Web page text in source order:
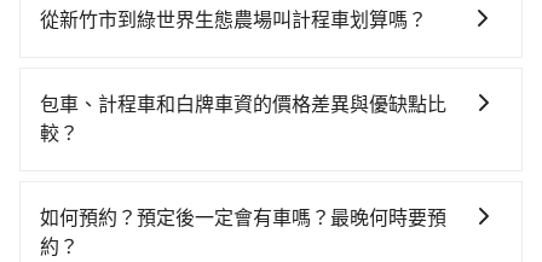
對的時間彈性，最重要的是你當天就要來回，那在新竹
公里再額外加收$3.2，從新竹市（東區）到綠世界生態
農場的花費預估為$650~1,100（金額差異來自於平假
外的汽車保險與可能的罰單都需自付。再者，和運的
iRent只提供最基本的車型，如Toyota Yaris、Prius C、
從新竹市到綠世界生態農場叫計程車划算嗎？
灣大車隊、Uber、Line Taxi、Yoxi等，如果在路邊攔不
到車，也可考慮打電話至附近的計程車隊，如東大653計
回程，新竹縣僅有合法計程車約730輛，數量約為新竹市
的95%、密度僅雙北的1.3%，其叫車的難度是雙北市的
包車、計程車和白牌車資的價格差異與優缺點比
較？
包車：優點是搭乘舒適可以根據自己的需求安排時間和
地點上車較客製化。此外，司機還會提供各種旅遊建議
如何預約？預定後一定會有車嗎？最晚何時要預
約？